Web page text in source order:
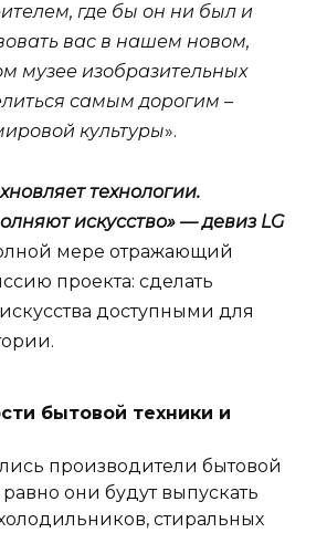
где бы он ни был и
вас в нашем новом,
музее изобразительных
самым дорогим –
культуры».
технологии.
искусство» — девиз LG
мере отражающий
проекта: сделать
доступными для
бытовой техники и
производители бытовой
они будут выпускать
стиральных